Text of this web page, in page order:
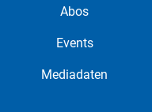
Abos
Events
Mediadaten